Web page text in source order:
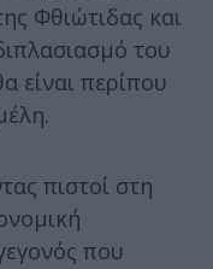
Φθιώτιδας και
του
είναι περίπου
πιστοί στη
που